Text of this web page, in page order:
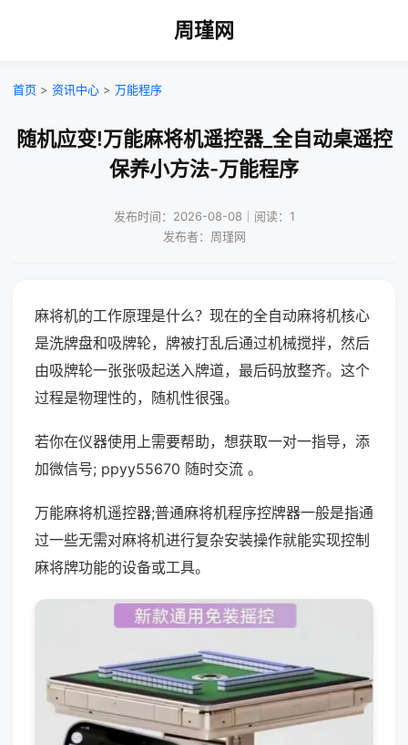
周瑾网
首页 > 资讯中心 > 万能程序
随机应变!万能麻将机遥控器_全自动桌遥控
保养小方法-万能程序
发布时间：2026-08-08｜阅读：1
发布者：周瑾网
麻将机的工作原理是什么？现在的全自动麻将机核心
是洗牌盘和吸牌轮，牌被打乱后通过机械搅拌，然后
由吸牌轮一张张吸起送入牌道，最后码放整齐。这个
过程是物理性的，随机性很强。
若你在仪器使用上需要帮助，想获取一对一指导，添
加微信号; ppyy55670 随时交流 。
万能麻将机遥控器;普通麻将机程序控牌器一般是指通
过一些无需对麻将机进行复杂安装操作就能实现控制
麻将牌功能的设备或工具。